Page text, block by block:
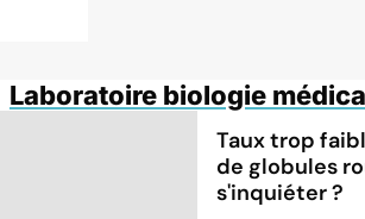
Laboratoire biologie
Taux trop
de globules
s'inquiéter ?